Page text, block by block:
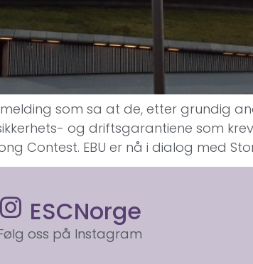
som sa at de, etter grundig
og driftsgarantiene som
Contest. EBU er nå i dialog med
ESCNorge
oss på Instagram